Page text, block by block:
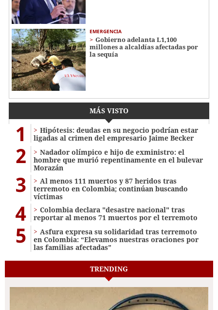
EMERGENCIA
Gobierno adelanta L1,100
millones a alcaldías afectadas por
la sequía
MÁS VISTO
1
Hipótesis: deudas en su negocio podrían estar
ligadas al crimen del empresario Jaime Becker
2
Nadador olímpico e hijo de exministro: el
hombre que murió repentinamente en el bulevar
Morazán
3
Al menos 111 muertos y 87 heridos tras
terremoto en Colombia; continúan buscando
víctimas
4
Colombia declara "desastre nacional" tras
reportar al menos 71 muertos por el terremoto
5
Asfura expresa su solidaridad tras terremoto
en Colombia: “Elevamos nuestras oraciones por
las familias afectadas”
TRENDING